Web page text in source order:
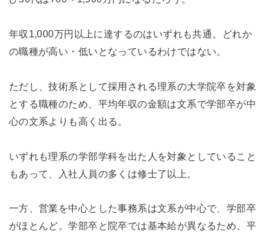
年収1,000万円以上に達するのはいずれも共通。どれか
の職種が高い・低いとなっているわけではない。
ただし、技術系として採用される理系の大学院卒を対象
とする職種のため、平均年収の金額は文系で学部卒が中
心の文系よりも高く出る。
いずれも理系の学部学科を出た人を対象としていること
もあって、入社人員の多くは修士了以上。
一方、営業を中心とした事務系は文系が中心で、学部卒
がほとんど。学部卒と院卒では基本給が異なるため、平